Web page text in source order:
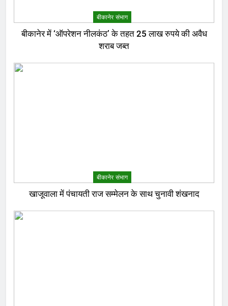
बीकानेर संभाग
बीकानेर में ‘ऑपरेशन नीलकंठ’ के तहत 25 लाख रुपये की अवैध
शराब जब्त
बीकानेर संभाग
खाजूवाला में पंचायती राज सम्मेलन के साथ चुनावी शंखनाद